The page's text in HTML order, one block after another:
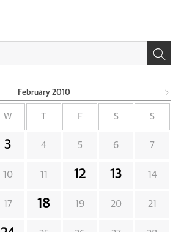
February 2010
W F S S
3 4 5 6 7
10 11 12 13 14
17 18 19 20 21